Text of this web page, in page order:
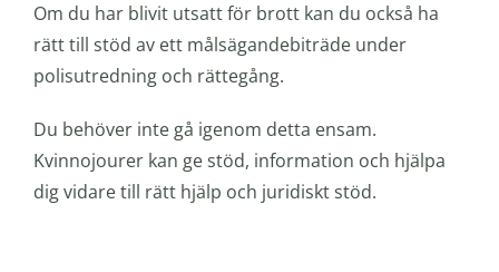
Om du har blivit utsatt för brott kan du också ha
rätt till stöd av ett målsägandebiträde under
polisutredning och rättegång.
Du behöver inte gå igenom detta ensam.
Kvinnojourer kan ge stöd, information och hjälpa
dig vidare till rätt hjälp och juridiskt stöd.